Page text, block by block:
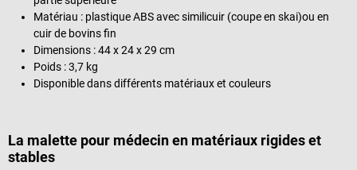
Matériau : plastique ABS avec similicuir (coupe en skai)ou en
cuir de bovins fin
Dimensions : 44 x 24 x 29 cm
Poids : 3,7 kg
Disponible dans différents matériaux et couleurs
La malette pour médecin en matériaux rigides et
stables